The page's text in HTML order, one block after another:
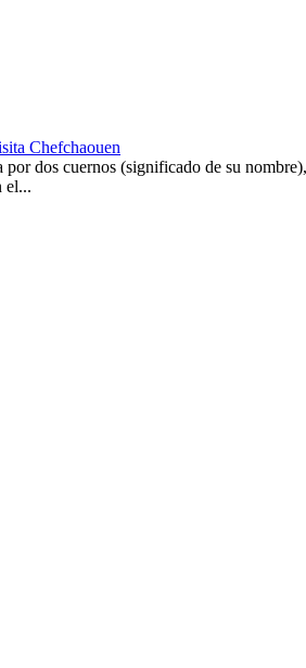
Chefchaouen
dos cuernos (significado de su
el...